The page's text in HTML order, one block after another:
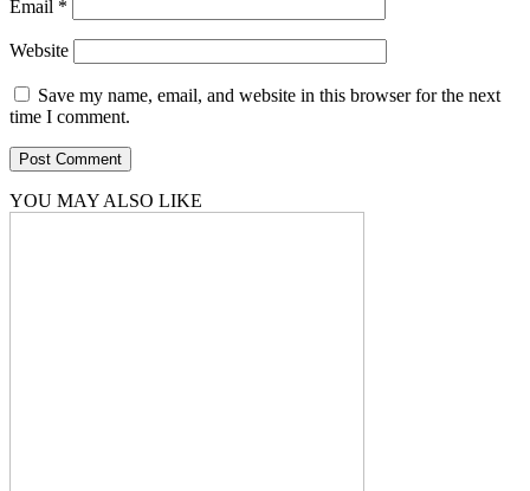
Email *
Website
Save my name, email, and website in this browser for the next
time I comment.
YOU MAY ALSO LIKE